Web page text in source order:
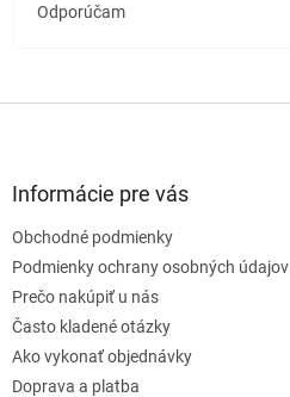
Odporúčam
Informácie pre vás
Obchodné podmienky
Podmienky ochrany osobných údajov
Prečo nakúpiť u nás
Často kladené otázky
Ako vykonať objednávky
Doprava a platba